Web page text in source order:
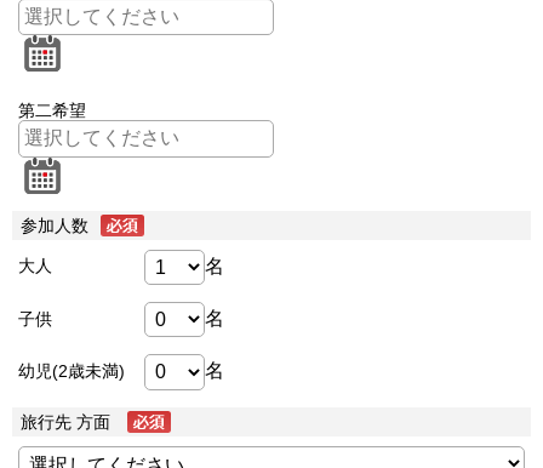
第二希望
参加人数
大人 名
子供 名
幼児(2歳未満) 名
旅行先 方面